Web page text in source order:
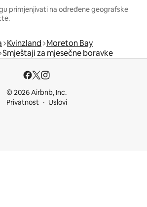
primjenjivati na određene geografske
Kvinzland Moreton Bay
Smještaji za mjesečne boravke
© 2026 Airbnb, Inc.
Privatnost
Uslovi